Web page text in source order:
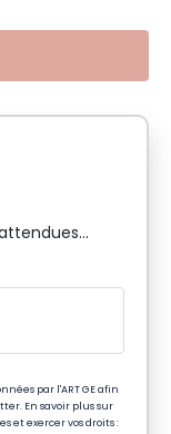
par l'ART GE afin
En savoir plus sur
et exercer vos droits :